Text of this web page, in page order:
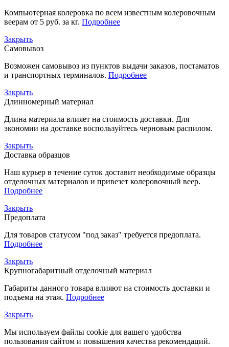
Компьютерная колеровка по всем известным колеровочным
веерам от 5 руб. за кг. Подробнее
Закрыть
Самовывоз
Возможен самовывоз из пунктов выдачи заказов, постаматов
и транспортных терминалов. Подробнее
Закрыть
Длинномерный материал
Длина материала влияет на стоимость доставки. Для
экономии на доставке воспользуйтесь черновым распилом.
Закрыть
Доставка образцов
Наш курьер в течение суток доставит необходимые образцы
отделочных материалов и привезет колеровочный веер.
Подробнее
Закрыть
Предоплата
Для товаров статусом "под заказ" требуется предоплата.
Подробнее
Закрыть
Крупногабаритный отделочный материал
Габариты данного товара влияют на стоимость доставки и
подъема на этаж. Подробнее
Закрыть
Мы используем файлы cookie для вашего удобства
пользования сайтом и повышения качества рекомендаций.